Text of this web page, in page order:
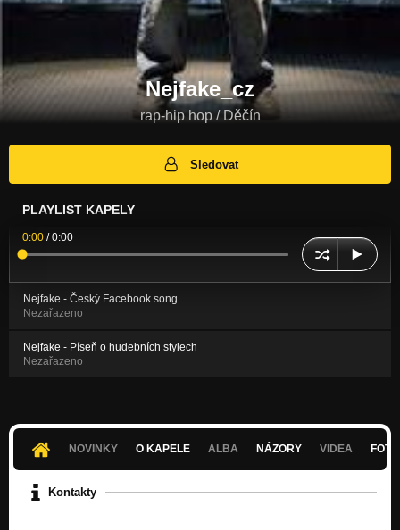
Nejfake_cz
rap-hip hop / Děčín
Sledovat
PLAYLIST KAPELY
0:00 /0:00
Nejfake - Český Facebook song
Nezařazeno
Nejfake - Píseň o hudebních stylech
Nezařazeno
NOVINKY O KAPELE ALBA NÁZORY VIDEA
Kontakty